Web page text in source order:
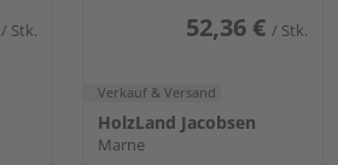
/ Stk. 52,36 € / Stk.
Verkauf & Versand
HolzLand Jacobsen
Marne